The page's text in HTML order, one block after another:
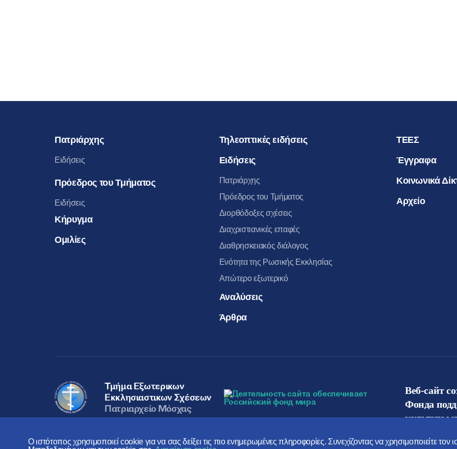
Ο ιστότοπος χρησιμοποιεί cookie για να σας δείξει τις πιο ενημερωμένες πληροφορίες. Συνεχίζοντας να χρησιμοποιείτε τον
Πατριάρχης
Ειδήσεις
Πρόεδρος του Τμήματος
Ειδήσεις
Κήρυγμα
Ομιλίες
Τηλεοπτικές ειδήσεις
Ειδήσεις
Πατριάρχης
Πρόεδρος του Τμήματος
Διορθόδοξες σχέσεις
Διαχριστιανικές επαφές
Διαθρησκειακός διάλογος
Ενότητα της Ρωσικής Εκκλησίας
Απώτερο εξωτερικό
Αναλύσεις
Άρθρα
ΤΕΕΣ
Έγγραφα
Κοινωνικά
Αρχείο
Τμήμα Εξωτερικων
Εκκλησιαστικων Σχέσεων
Πατριαρχείο Μόσχας
Веб-сайт
Фонда
культуры